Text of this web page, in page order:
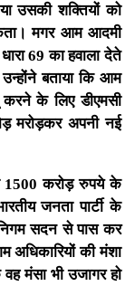
उसकी शक्तियों को
मगर आम आदमी
69 का हवाला देते
बताया कि आम
करने के लिए डीएमसी
मरोड़कर अपनी नई
1500 करोड़ रुपये के
जनता पार्टी के
निगम सदन से पास कर
अधिकारियों की मंशा
मंसा भी उजागर हो